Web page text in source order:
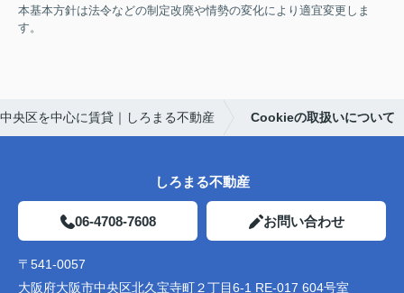
本基本方針は法令などの制定改廃や情勢の変化により適宜変更しま
す。
央区を中心に賃貸｜しろまる不動産 Cookieの取扱いについて
しろまる不動産
06-4708-7608 お問い合わせ
〒541-0057
大阪府大阪市中央区北久宝寺町２丁目6-1 RE-017 604号室